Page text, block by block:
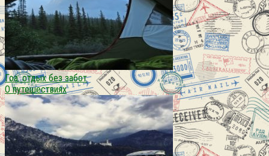
Гоа: отдых без забот
О путешествиях